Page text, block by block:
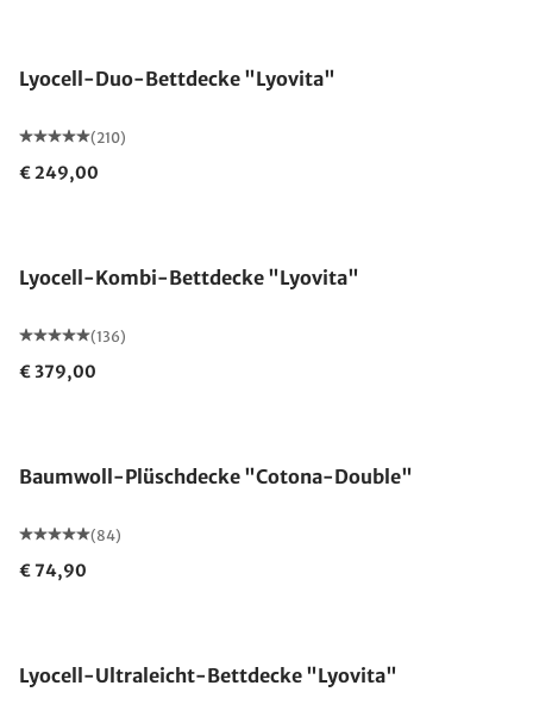
Lyocell-Duo-Bettdecke "Lyovita"
(210)
€ 249,00
Lyocell-Kombi-Bettdecke "Lyovita"
(136)
€ 379,00
Baumwoll-Plüschdecke "Cotona-Double"
(84)
€ 74,90
Lyocell-Ultraleicht-Bettdecke "Lyovita"